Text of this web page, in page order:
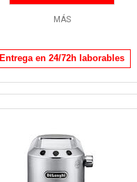
MÁS
Entrega en 24/72h laborables